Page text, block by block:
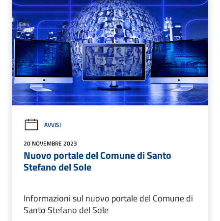
AVVISI
20 NOVEMBRE 2023
Nuovo portale del Comune di Santo
Stefano del Sole
Informazioni sul nuovo portale del Comune di
Santo Stefano del Sole